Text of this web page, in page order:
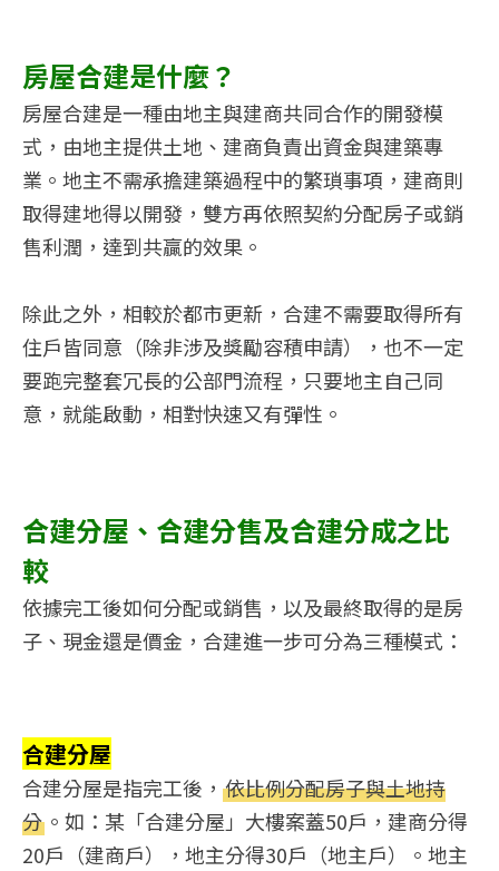
房屋合建是什麼？
房屋合建是一種由地主與建商共同合作的開發模
式，由地主提供土地、建商負責出資金與建築專
業。地主不需承擔建築過程中的繁瑣事項，建商則
取得建地得以開發，雙方再依照契約分配房子或銷
售利潤，達到共贏的效果。
除此之外，相較於都市更新，合建不需要取得所有
住戶皆同意（除非涉及獎勵容積申請），也不一定
要跑完整套冗長的公部門流程，只要地主自己同
意，就能啟動，相對快速又有彈性。
合建分屋、合建分售及合建分成之比
較
依據完工後如何分配或銷售，以及最終取得的是房
子、現金還是價金，合建進一步可分為三種模式：
合建分屋
合建分屋是指完工後， 依比例分配房子與土地持
分 。如：某「合建分屋」大樓案蓋50戶，建商分得
20戶（建商戶），地主分得30戶（地主戶）。地主